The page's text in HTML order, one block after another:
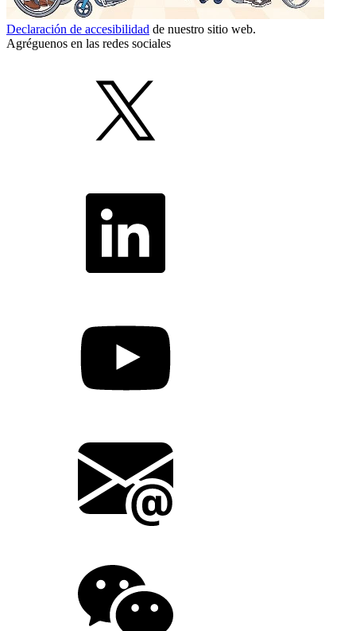
Declaración de accesibilidad de nuestro sitio web.
Agréguenos en las redes sociales